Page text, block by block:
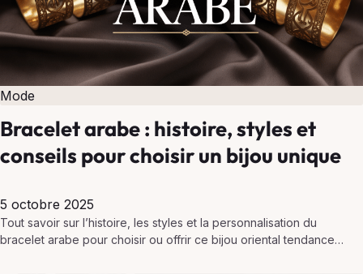
Mode
Bracelet arabe : histoire, styles et
conseils pour choisir un bijou unique
5 octobre 2025
Tout savoir sur l’histoire, les styles et la personnalisation du
bracelet arabe pour choisir ou offrir ce bijou oriental tendance